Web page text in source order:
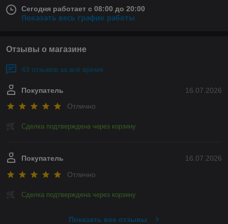
Сегодня работает с 08:00 до 20:00
Показать весь график работы
Отзывы о магазине
43 отзывов за всё время
16.07.2026
Покупатель
Отлично
Сделка подтверждена через корзину
16.07.2026
Покупатель
Отлично
Сделка подтверждена через корзину
Показать все отзывы